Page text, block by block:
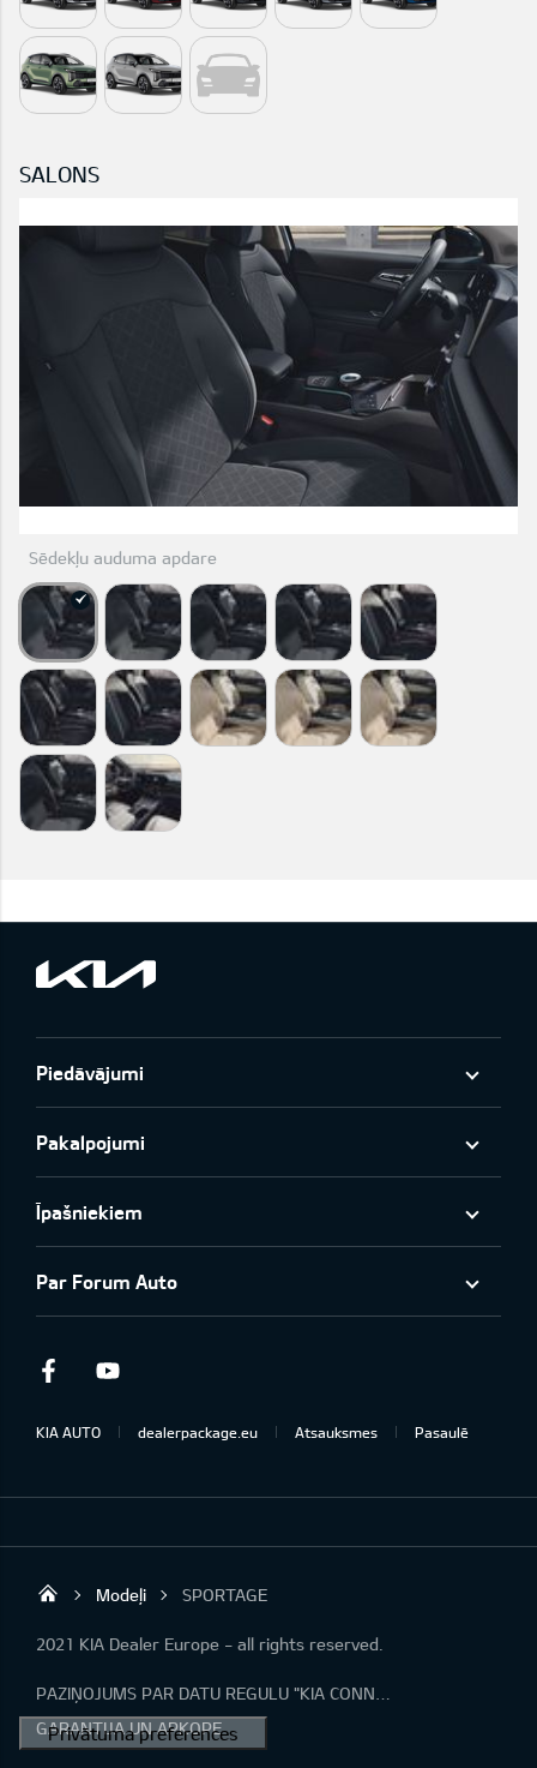
SALONS
Sēdekļu auduma apdare
Piedāvājumi
Pakalpojumi
Īpašniekiem
Par Forum Auto
Facebook
KIA AUTO dealerpackage.eu Atsauksmes Pasaulē
Forum Auto SIA
Modeļi SPORTAGE
2021 KIA Dealer Europe - all rights reserved.
GARANTIJA UN APKOPE